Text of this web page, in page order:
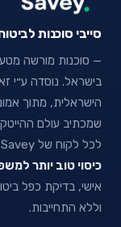
סייבי סוכנות לביטוח
— סוכנות מורשה
הישראלית, מתוך
שמכתיב עולם
לכל לקוח של Savey —
כיסוי טוב יותר
אישי, בדיקת כפל
וללא התחייבות.